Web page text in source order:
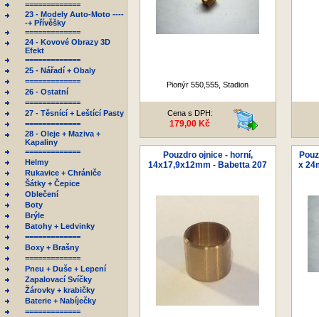
=============
23 - Modely Auto-Moto ----
-+ Přívěšky
=============
24 - Kovové Obrazy 3D
Efekt
=============
25 - Nářadí + Obaly
=============
26 - Ostatní
=============
27 - Těsnící + Leštící Pasty
=============
28 - Oleje + Maziva +
Kapaliny
=============
Helmy
Rukavice + Chrániče
Šátky + Čepice
Oblečení
Boty
Brýle
Batohy + Ledvinky
=============
Boxy + Brašny
=============
Pneu + Duše + Lepení
Zapalovací Svíčky
Žárovky + krabičky
Baterie + Nabíječky
=============
Pionýr 550,555, Stadion
Cena s DPH:
179,00 Kč
Pouzdro ojnice - horní,
14x17,9x12mm - Babetta 207
x